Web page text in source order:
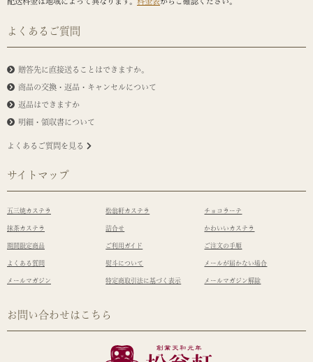
よくあるご質問
贈答先に直接送ることはできますか。
商品の交換・返品・キャンセルについて
返品はできますか
明細・領収書について
よくあるご質問を見る
サイトマップ
五三焼カステラ 松翁軒カステラ チョコラーテ
抹茶カステラ 詰合せ かわいいカステラ
期間限定商品 ご利用ガイド ご注文の手順
よくある質問 熨斗について メールが届かない場合
メールマガジン 特定商取引法に基づく表示 メールマガジン解除
お問い合わせはこちら